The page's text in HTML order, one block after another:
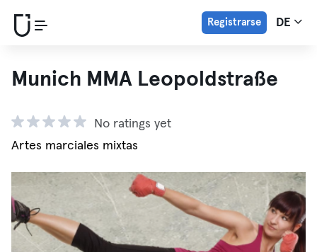
Registrarse DE
Munich MMA Leopoldstraße
No ratings yet
Artes marciales mixtas